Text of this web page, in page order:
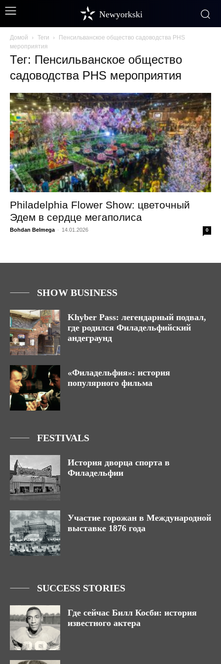
Newyorkski
Домой Теги
Пенсильванское общество садоводства PHS
мероприятия
Тег: Пенсильванское общество
садоводства PHS мероприятия
Philadelphia Flower Show: цветочный
Эдем в сердце мегаполиса
Bohdan Belmega - 14.01.2026 0
SHOW BUSINESS
Khyber Pass: легендарный подвал,
где родился Филадельфийский
андеграунд
«Филадельфия»: история
популярного фильма
FESTIVALS
История дворца спорта в
Филадельфии
Участие горожан в Международной
выставке 1876 года
SUCCESS STORIES
Где сейчас Билл Косби: история
известного актера